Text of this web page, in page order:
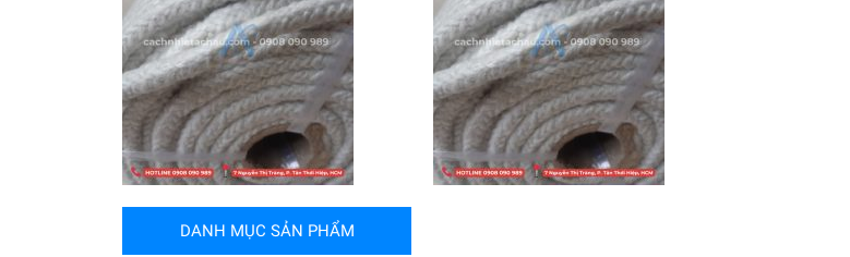
DANH MỤC SẢN PHẨM